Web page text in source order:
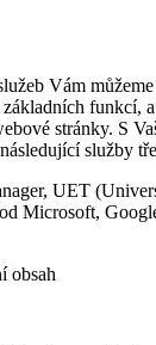
Vám
základních funkcí,
stránky. S
služby
UET
Microsoft,
obsah